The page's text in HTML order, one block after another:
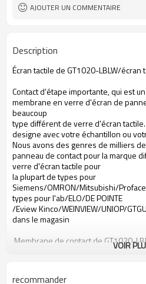
AJOUTER UN COMMENTAIRE
Description
Écran tactile de GT1020-LBLW/écran
Contact d'étape importante, qui est
membrane en verre d'écran de
beaucoup
type différent de verre d'écran
designe avec votre échantillon ou
Nous avons des genres de milliers
panneau de contact pour la marque
verre d'écran tactile pour
la plupart de types pour
Siemens/OMRON/Mitsubishi/
types pour l'ab/ELO/DE POINTE
/Eview Kinco/WEINVIEW/UNIOP/
dans le magasin
Membrane de contact de GT1020-
Membrane de contact de Mitsubishi
VOIR
recommander